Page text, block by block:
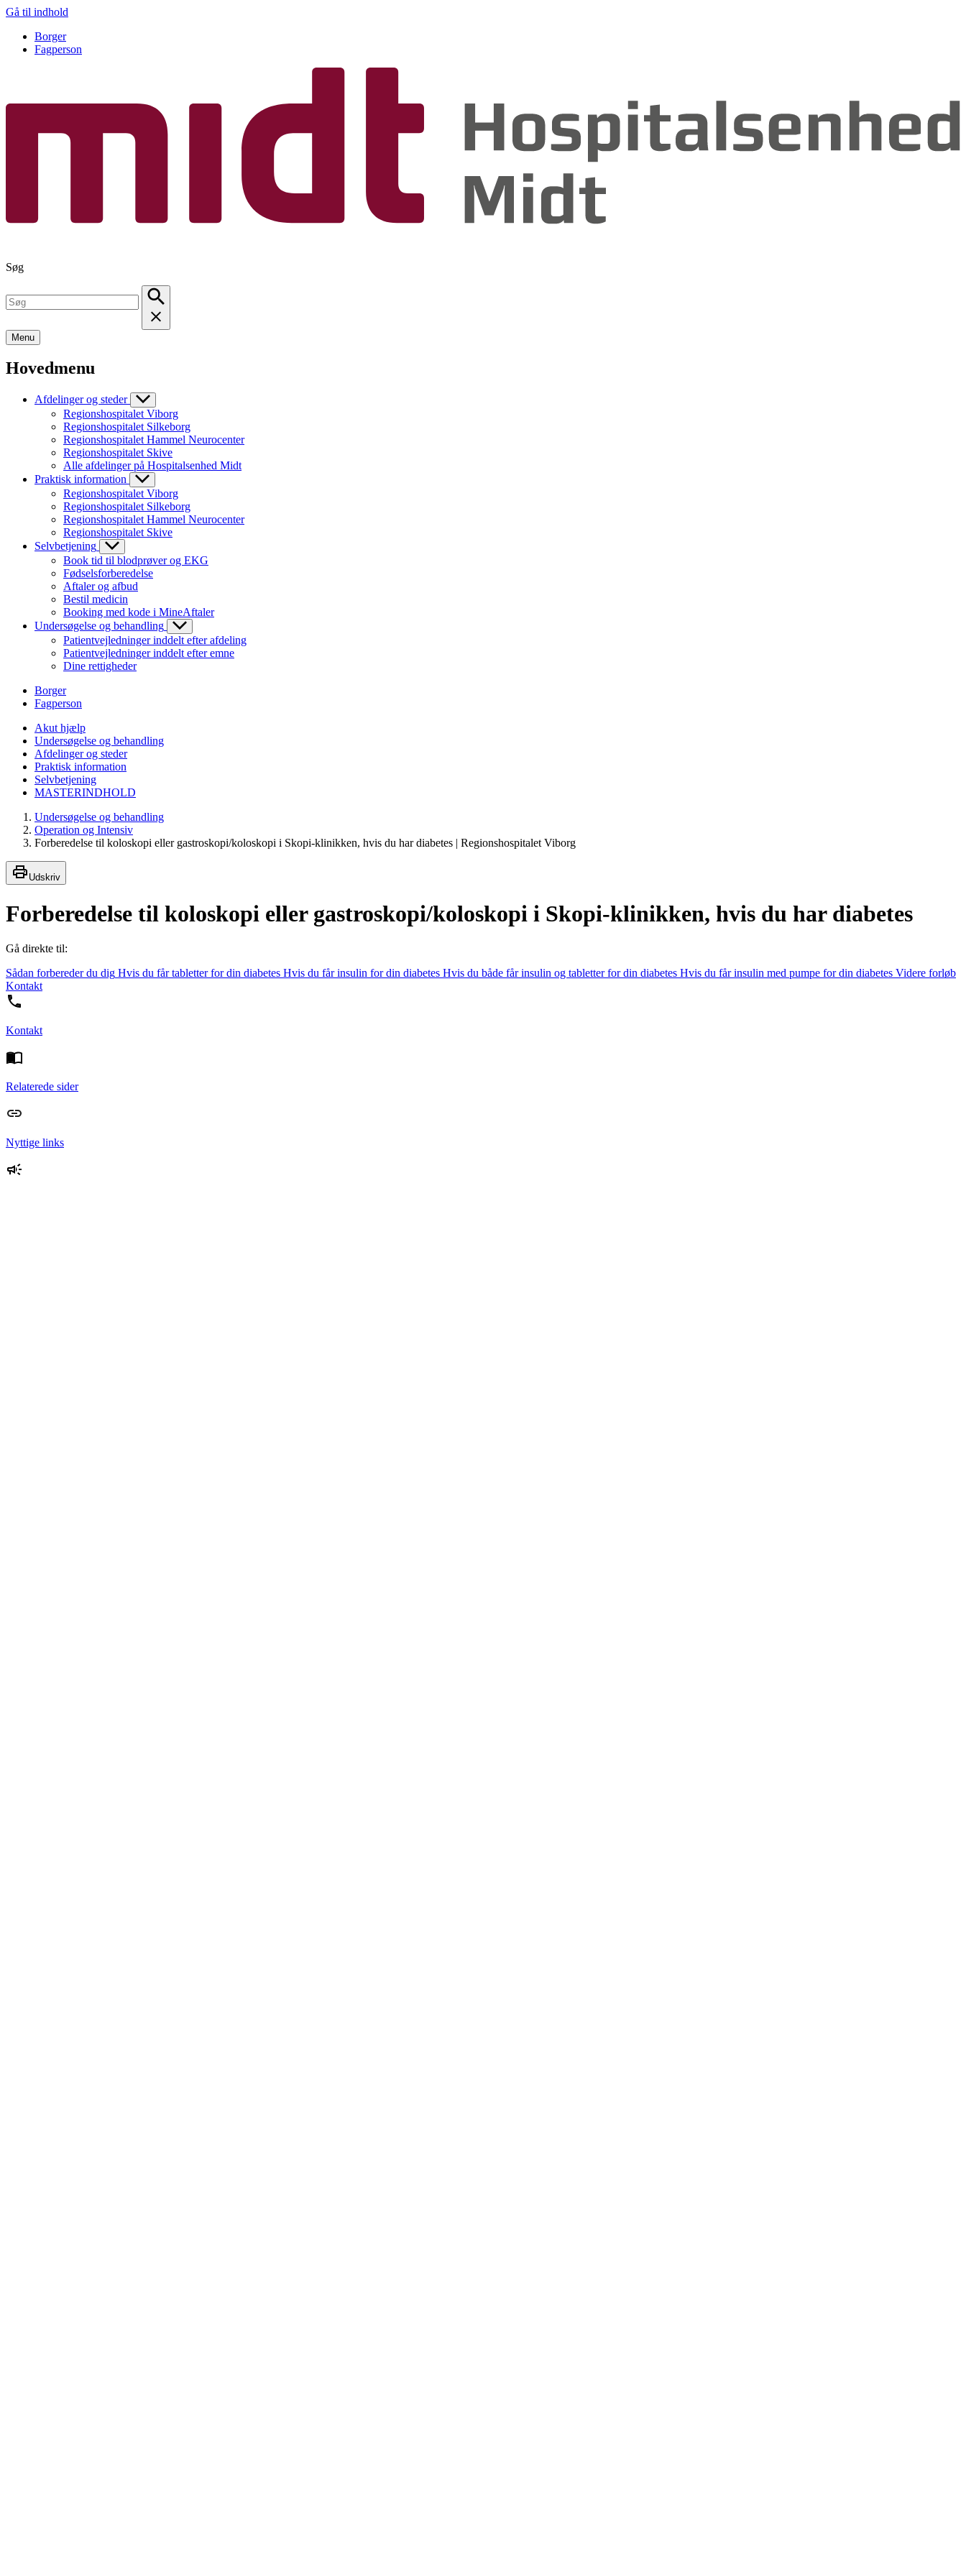
Gå til indhold
Borger
Fagperson
Søg
Menu
Hovedmenu
Afdelinger og steder
Regionshospitalet Viborg
Regionshospitalet Silkeborg
Regionshospitalet Hammel Neurocenter
Regionshospitalet Skive
Alle afdelinger på Hospitalsenhed Midt
Praktisk information
Regionshospitalet Viborg
Regionshospitalet Silkeborg
Regionshospitalet Hammel Neurocenter
Regionshospitalet Skive
Selvbetjening
Book tid til blodprøver og EKG
Fødselsforberedelse
Aftaler og afbud
Bestil medicin
Booking med kode i MineAftaler
Undersøgelse og behandling
Patientvejledninger inddelt efter afdeling
Patientvejledninger inddelt efter emne
Dine rettigheder
Borger
Fagperson
Akut hjælp
Undersøgelse og behandling
Afdelinger og steder
Praktisk information
Selvbetjening
MASTERINDHOLD
Undersøgelse og behandling
Operation og Intensiv
Forberedelse til koloskopi eller gastroskopi/koloskopi i Skopi-klinikken, hvis du har diabetes | Regionshospitalet Viborg
Udskriv
Forberedelse til koloskopi eller gastroskopi/koloskopi i Skopi-klinikken, hvis du har diabetes
Gå direkte til:
Sådan forbereder du dig Hvis du får tabletter for din diabetes Hvis du får insulin for din diabetes Hvis du både får insulin og tabletter for din diabetes Hvis du får insulin med pumpe for din diabetes Videre forløb
Kontakt
Kontakt
Relaterede sider
Nyttige links